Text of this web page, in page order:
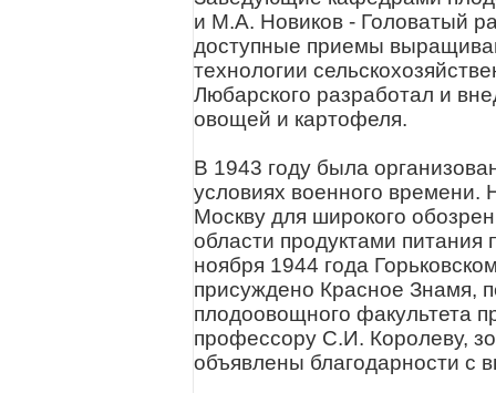
и М.А. Новиков - Головатый
доступные приемы
технологии
Любарского разработал и
овощей и картофеля.
В 1943 году была
условиях военного времени.
Москву для широкого
области продуктами
ноября 1944 года
присуждено Красное Знамя,
плодоовощного факультета
профессору С.И. Королеву,
объявлены благодарности с